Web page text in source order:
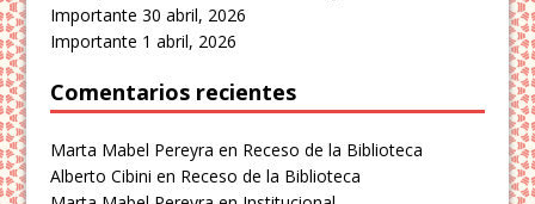
Importante 30 abril, 2026
Importante 1 abril, 2026
Comentarios recientes
Marta Mabel Pereyra en Receso de la Biblioteca
Alberto Cibini en Receso de la Biblioteca